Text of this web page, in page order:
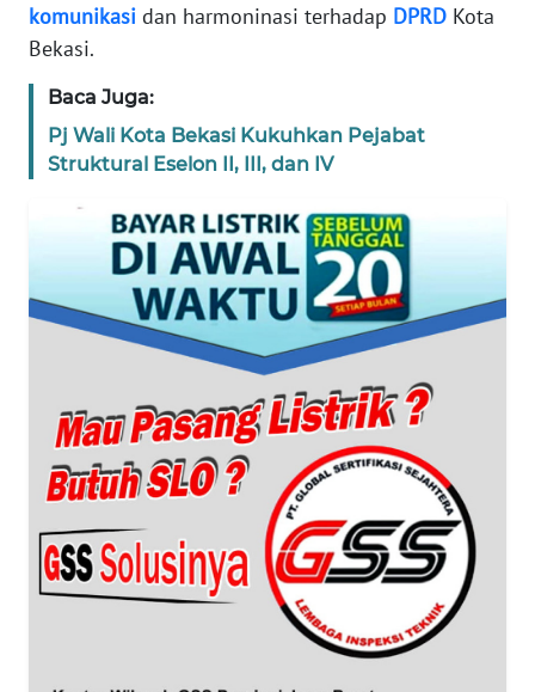
komunikasi dan harmoninasi terhadap DPRD Kota
Bekasi.
Baca Juga:
Pj Wali Kota Bekasi Kukuhkan Pejabat
Struktural Eselon II, III, dan IV
Wahana
News
Regional
WN
SUMUT
WN
WN
BANTEN
WN
NTT
WN